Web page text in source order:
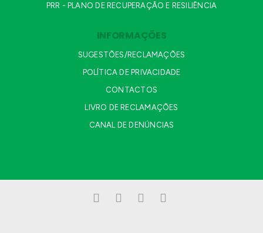
PRR - PLANO DE RECUPERAÇÃO E RESILIÊNCIA
INFORMAÇÕES
SUGESTÕES/RECLAMAÇÕES
POLÍTICA DE PRIVACIDADE
CONTACTOS
LIVRO DE RECLAMAÇÕES
CANAL DE DENÚNCIAS